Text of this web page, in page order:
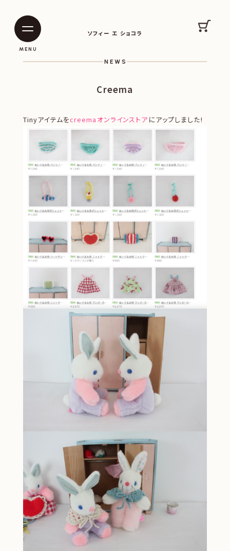
ソフィー エ ショコラ
MENU
カー
NEWS
Creema
Tinyアイテムをcreemaオンラインストア にアップしました!